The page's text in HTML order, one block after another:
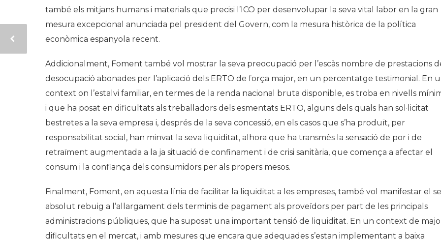
també els mitjans humans i materials que precisi l’ICO per desenvolupar la seva vital labor en la gran
mesura excepcional anunciada pel president del Govern, com la mesura històrica de la política
econòmica espanyola recent.
Addicionalment, Foment també vol mostrar la seva preocupació per l’escàs nombre de prestacions
desocupació abonades per l’aplicació dels ERTO de força major, en un percentatge testimonial. En
context on l’estalvi familiar, en termes de la renda nacional bruta disponible, es troba en nivells
i que ha posat en dificultats als treballadors dels esmentats ERTO, alguns dels quals han sol·licitat
bestretes a la seva empresa i, després de la seva concessió, en els casos que s’ha produït, per
responsabilitat social, han minvat la seva liquiditat, alhora que ha transmès la sensació de por i de
retraïment augmentada a la ja situació de confinament i de crisi sanitària, que comença a afectar el
consum i la confiança dels consumidors per als propers mesos.
Finalment, Foment, en aquesta línia de facilitar la liquiditat a les empreses, també vol manifestar el
absolut rebuig a l’allargament dels terminis de pagament als proveïdors per part de les principals
administracions públiques, que ha suposat una important tensió de liquiditat. En un context de
dificultats en el mercat, i amb mesures que encara que adequades s’estan implementant a baixa